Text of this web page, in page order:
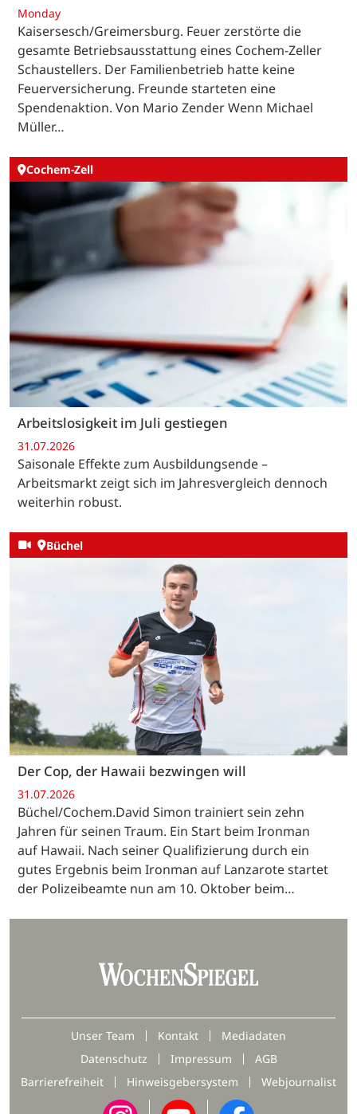
Monday
Kaisersesch/Greimersburg. Feuer zerstörte die
gesamte Betriebsausstattung eines Cochem-Zeller
Schaustellers. Der Familienbetrieb hatte keine
Feuerversicherung. Freunde starteten eine
Spendenaktion. Von Mario Zender Wenn Michael
Müller…
Cochem-Zell
Arbeitslosigkeit im Juli gestiegen
31.07.2026
Saisonale Effekte zum Ausbildungsende –
Arbeitsmarkt zeigt sich im Jahresvergleich dennoch
weiterhin robust.
Büchel
Der Cop, der Hawaii bezwingen will
31.07.2026
Büchel/Cochem.David Simon trainiert sein zehn
Jahren für seinen Traum. Ein Start beim Ironman
auf Hawaii. Nach seiner Qualifizierung durch ein
gutes Ergebnis beim Ironman auf Lanzarote startet
der Polizeibeamte nun am 10. Oktober beim…
Unser Team Kontakt
Mediadaten
Datenschutz
Impressum
AGB
Barrierefreiheit
Hinweisgebersystem Webjournalist